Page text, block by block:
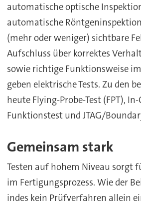
automatische optische
automatische
(mehr oder weniger) sichtbare
Aufschluss über korrektes
sowie richtige Funktionsweise
geben elektrische Tests. Zu den
heute Flying-Probe-Test (FPT),
Funktionstest und JTAG/
Gemeinsam stark
Testen auf hohem Niveau sorgt
im Fertigungsprozess. Wie der
indes kein Prüfverfahren allein